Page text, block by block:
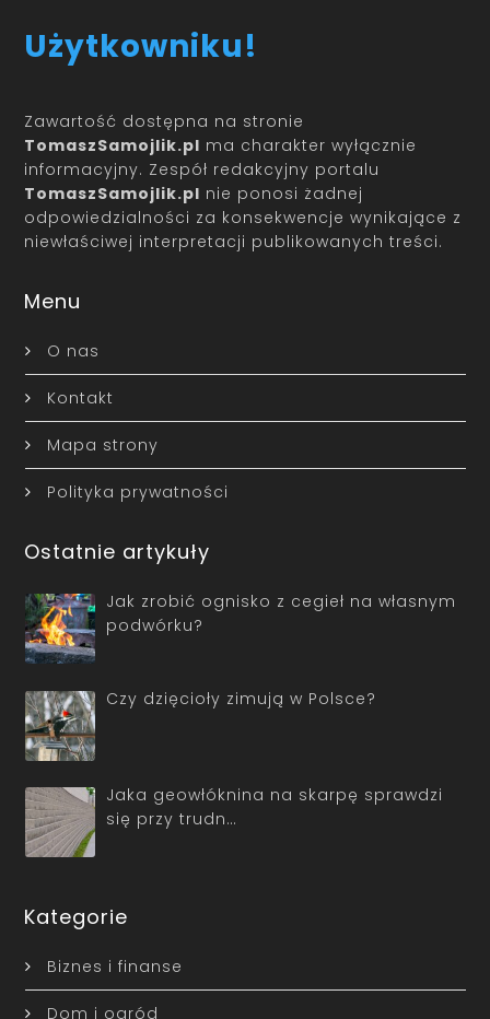
Użytkowniku!
Zawartość dostępna na stronie
TomaszSamojlik.pl ma charakter wyłącznie
informacyjny. Zespół redakcyjny portalu
TomaszSamojlik.pl nie ponosi żadnej
odpowiedzialności za konsekwencje wynikające z
niewłaściwej interpretacji publikowanych treści.
Menu
O nas
Kontakt
Mapa strony
Polityka prywatności
Ostatnie artykuły
Jak zrobić ognisko z cegieł na własnym
podwórku?
Czy dzięcioły zimują w Polsce?
Jaka geowłóknina na skarpę sprawdzi
się przy trudn…
Kategorie
Biznes i finanse
Dom i ogród